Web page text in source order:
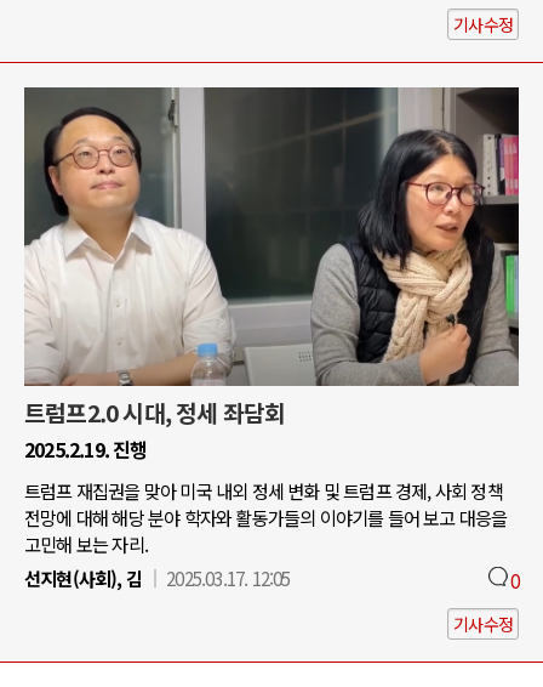
기사수정
트럼프2.0 시대, 정세 좌담회
2025.2.19. 진행
트럼프 재집권을 맞아 미국 내외 정세 변화 및 트럼프 경제, 사회 정책
전망에 대해 해당 분야 학자와 활동가들의 이야기를 들어 보고 대응을
고민해 보는 자리.
선지현(사회), 김
2025.03.17. 12:05 0
기사수정